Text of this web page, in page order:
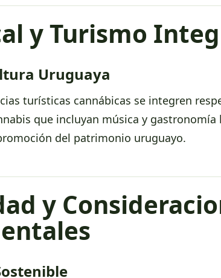
y Turismo
Uruguaya
turísticas cannábicas se integren
que incluyan música y
del patrimonio uruguayo.
y